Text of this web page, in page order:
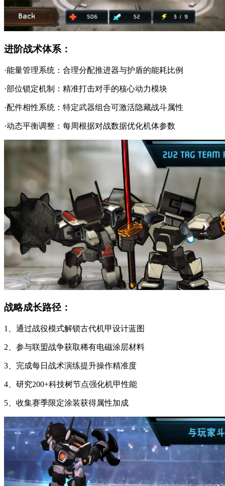
进阶战术体系：
·能量管理系统：合理分配推进器与护盾的能耗比例
·部位锁定机制：精准打击对手的核心动力模块
·配件相性系统：特定武器组合可激活隐藏战斗属性
·动态平衡调整：每周根据对战数据优化机体参数
战略成长路径：
1、通过战役模式解锁古代机甲设计蓝图
2、参与联盟战争获取稀有电磁涂层材料
3、完成每日战术演练提升操作精准度
4、研究200+科技树节点强化机甲性能
5、收集赛季限定涂装获得属性加成